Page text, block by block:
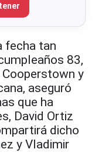
fecha tan
83,
y
aseguró
que ha
David Ortiz
dicho
y Vladimir